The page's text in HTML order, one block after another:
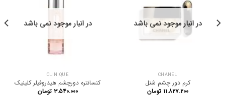
در انبار موجود نمی باشد
CHANEL
کرم دور چشم شنل
۱۱.۸۲۷.۲۰۰ تومان
در انبار موجود نمی باشد
CLINIQUE
کنسانتره دورچشم هیدروفیلر کلینیک
۳.۵۴۰.۰۰۰ تومان